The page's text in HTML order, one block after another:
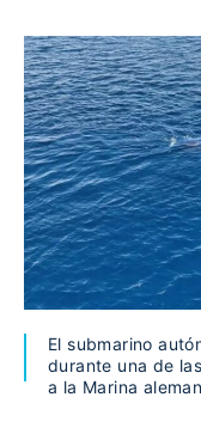
El submarino
durante una de
a la Marina